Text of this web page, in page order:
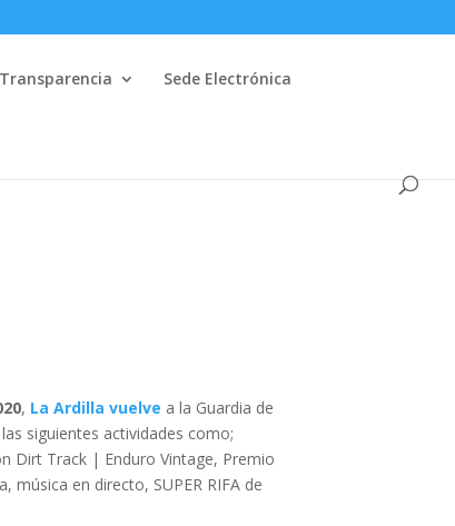
Sede Electrónica
, La Ardilla vuelve a la Guardia de
siguientes actividades como;
Dirt Track | Enduro Vintage, Premio
música en directo, SUPER RIFA de